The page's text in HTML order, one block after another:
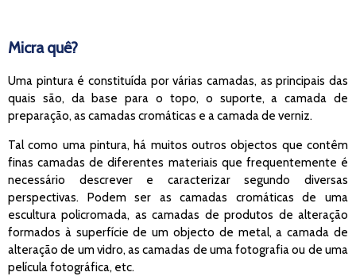
Micra quê?
Uma pintura é constituída por várias camadas, as principais das
quais são, da base para o topo, o suporte, a camada de
preparação, as camadas cromáticas e a camada de verniz.
Tal como uma pintura, há muitos outros objectos que contêm
finas camadas de diferentes materiais que frequentemente é
necessário descrever e caracterizar segundo diversas
perspectivas. Podem ser as camadas cromáticas de uma
escultura policromada, as camadas de produtos de alteração
formados à superfície de um objecto de metal, a camada de
alteração de um vidro, as camadas de uma fotografia ou de uma
película fotográfica, etc.